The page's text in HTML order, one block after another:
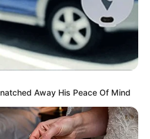
Away His Peace Of Mind